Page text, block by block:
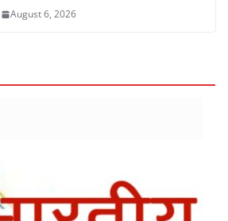
August 6, 2026